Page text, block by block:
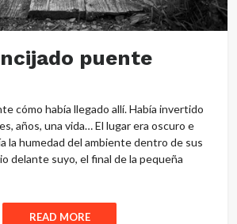
puente
cómo había llegado allí. Había invertido
años, una vida… El lugar era oscuro e
la humedad del ambiente dentro de sus
delante suyo, el final de la pequeña
READ MORE